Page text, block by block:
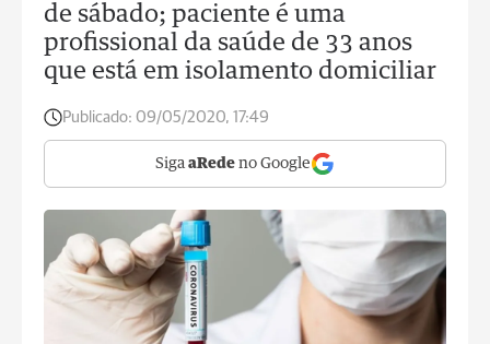
de sábado; paciente é uma
profissional da saúde de 33 anos
que está em isolamento domiciliar
Publicado: 09/05/2020, 17:49
Siga aRede no Google